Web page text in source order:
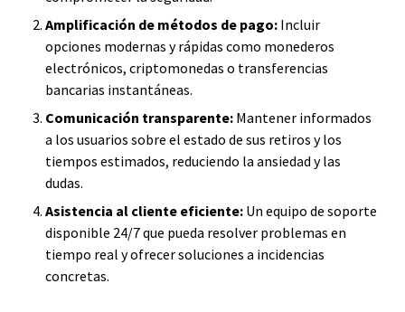
Amplificación de métodos de pago: Incluir
opciones modernas y rápidas como monederos
electrónicos, criptomonedas o transferencias
bancarias instantáneas.
Comunicación transparente: Mantener informados
a los usuarios sobre el estado de sus retiros y los
tiempos estimados, reduciendo la ansiedad y las
dudas.
Asistencia al cliente eficiente: Un equipo de soporte
disponible 24/7 que pueda resolver problemas en
tiempo real y ofrecer soluciones a incidencias
concretas.